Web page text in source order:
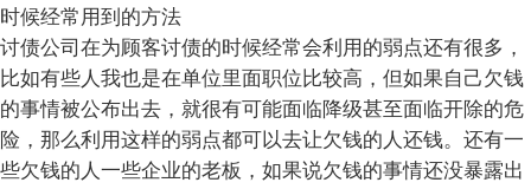
时候经常用到的方法
讨债公司在为顾客讨债的时候经常会利用的弱点还有很多，
比如有些人我也是在单位里面职位比较高，但如果自己欠钱
的事情被公布出去，就很有可能面临降级甚至面临开除的危
险，那么利用这样的弱点都可以去让欠钱的人还钱。还有一
些欠钱的人一些企业的老板，如果说欠钱的事情还没暴露出